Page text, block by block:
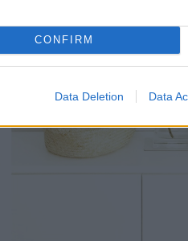
CONFIRM
Data Deletion Data